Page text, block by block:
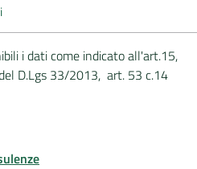
i dati come indicato all'art.15,
D.Lgs 33/2013, art. 53 c.14